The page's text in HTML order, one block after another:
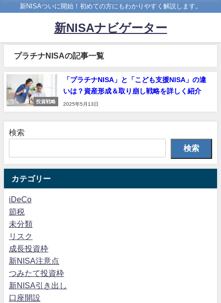
新NISAついに開始！初めての方にもわかりやすく解説します。
新NISAナビゲーター
プラチナNISAの記事一覧
投資戦略
「プラチナNISA」と「こども支援NISA」の違
いは？資産形成＆取り崩し戦略を詳しく紹介
2025年5月13日
検索
検索
カテゴリー
iDeCo
節税
未分類
リスク
成長投資枠
新NISA注意点
つみたて投資枠
新NISA引き出し
口座開設